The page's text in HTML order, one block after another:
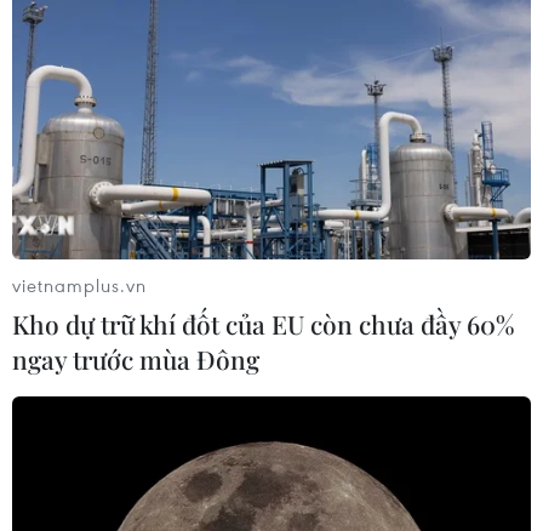
vietnamplus.vn
Kho dự trữ khí đốt của EU còn chưa đầy 60%
ngay trước mùa Đông